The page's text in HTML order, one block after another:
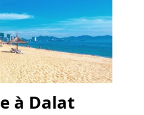
à Dalat